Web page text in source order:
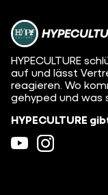
HYPECULTURE
auf und lässt
reagieren. Wo
gehyped und was
HYPECULTURE